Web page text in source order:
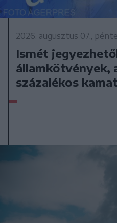
2026. augusztus 07.,
Ismét
államkötvények,
százalékos